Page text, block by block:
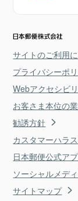
サイトのご利用
プライバシーポ
Webアクセシビ
お客さま本位の
勧誘方針
カスタマーハラ
日本郵便公式ア
ソーシャルメデ
サイトマップ